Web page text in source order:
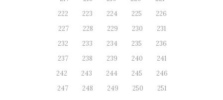
222
223 224 225
226
227
228 229 230
231
232
233 234 235
236
237
238 239 240
241
242
243 244 245
246
247
248 249 250
251